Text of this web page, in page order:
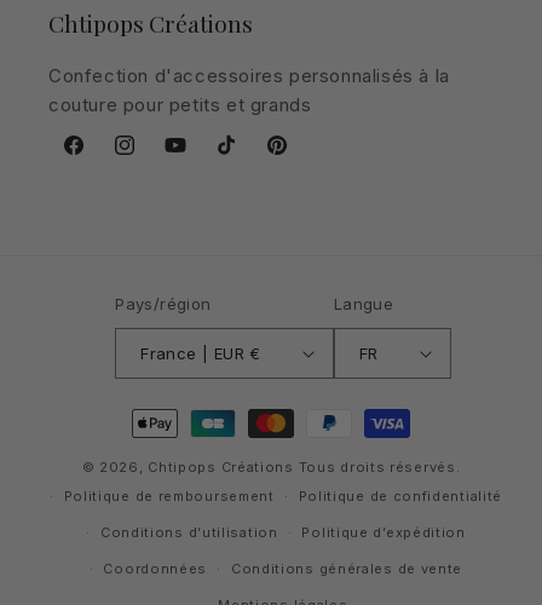
Chtipops Créations
Confection d'accessoires personnalisés à la
couture pour petits et grands
FacebookInstagramYouTubeTikTokPinterest
Pays/région
France | EUR €
Langue
FR
Moyens
de
paiement
© 2026, Chtipops Créations Tous droits réservés.
Politique de remboursement
Politique de confidentialité
Conditions d’utilisation Politique d’expédition
Coordonnées Conditions générales de vente